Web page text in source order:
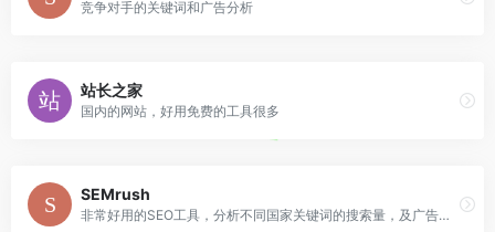
竞争对手的关键词和广告分析
站长之家
国内的网站，好用免费的工具很多
SEMrush
非常好用的SEO工具，分析不同国家关键词的搜索量，及广告点击，关键词难度